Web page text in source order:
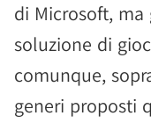
di Microsoft,
soluzione di
comunque,
generi proposti